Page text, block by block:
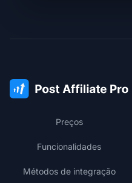
Preços
Funcionalidades
Métodos de integração